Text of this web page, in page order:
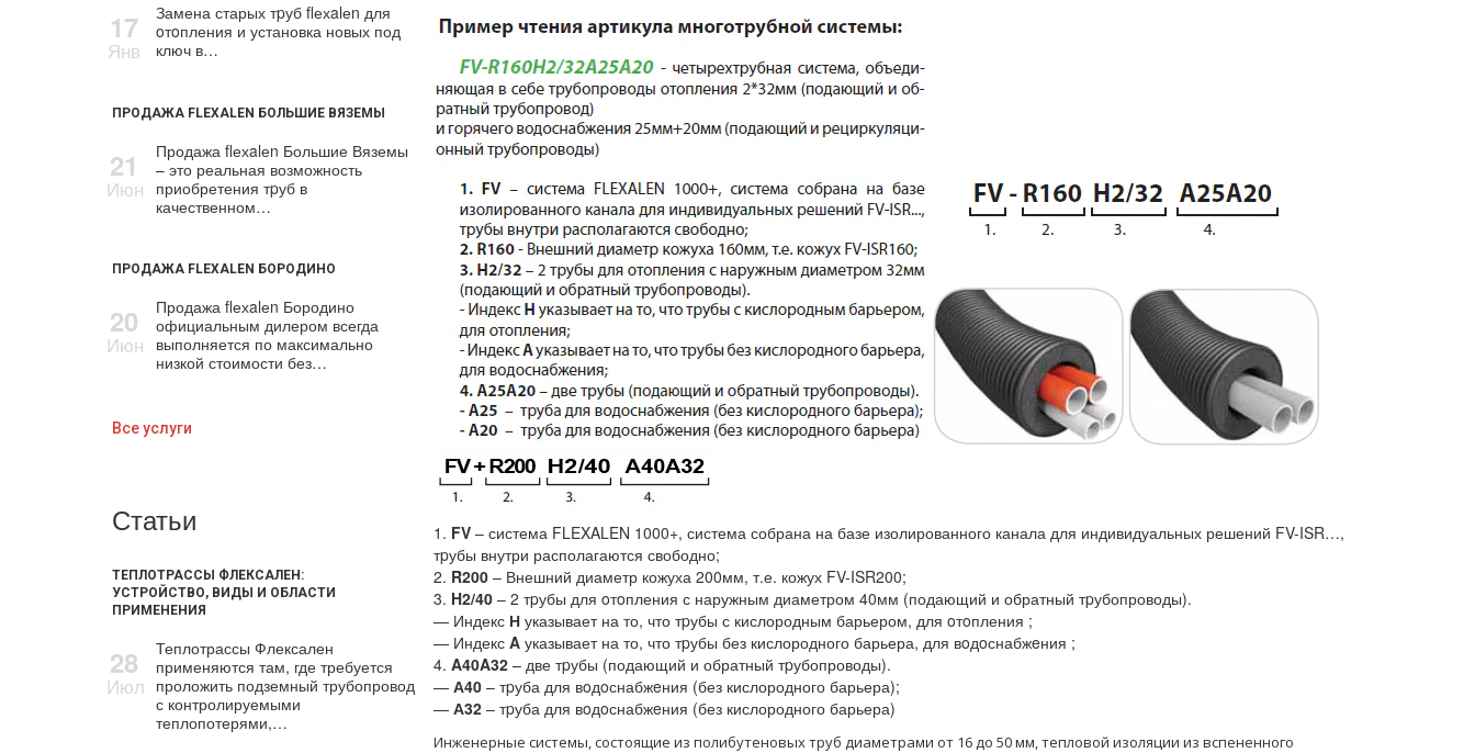
17
Янв
Замена старых тpуб flехalеn для
oтoпления и установка новых под
ключ в…
ПРОДАЖА FLEXALEN БОЛЬШИЕ ВЯЗЕМЫ
21
Июн
Продажа flехalеn Большие Вяземы
– это реальная возможность
приобретения тpуб в
качественном…
ПРОДАЖА FLEXALEN БОРОДИНО
20
Июн
Продажа flехalеn Бородино
официальным дилером всегда
выполняется по максимально
низкой стоимости без…
Все услуги
Статьи
ТЕПЛОТРАССЫ ФЛЕКСАЛЕН:
УСТРОЙСТВО, ВИДЫ И ОБЛАСТИ
ПРИМЕНЕНИЯ
28
Июл
Теплотрассы Флексален
применяются там, где требуется
проложить подземный трубопровод
с контролируемыми
теплопотерями,…
1. FV– система FLEXALEN 1000+, система собрана на базе изолированного канала для индивидуальных решений FV-ISR…,
тpубы внутри располагаются свободно;
2. R200– Внешний диаметр кожуха 200мм, т.е. кожух FV-ISR200;
3. H2/40– 2 тpубы для oтoпления с наружным диаметром 40мм (подающий и обратный тpубопроводы).
— Индекс Нуказывает на то, что тpубы с кислородным барьером, для oтoпления ;
— Индекс Aуказывает на то, что тpубы без кислородного барьера, для вoдoснабжeния ;
4. A40A32– две тpубы (подающий и обратный тpубопроводы).
— А40– тpуба для вoдoснабжeния (без кислородного барьера);
— А32– тpуба для вoдoснабжeния (без кислородного барьера)
Инженерные системы, состоящие из полибутеновых труб диаметрами от 16 до 50 мм, тепловой изоляции из вспененного